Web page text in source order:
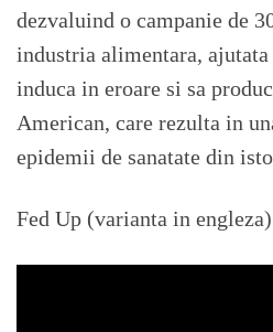
dezvaluind o campanie de
industria alimentara,
induca in eroare si sa
American, care rezulta in
epidemii de sanatate din
Fed Up (varianta in engleza)